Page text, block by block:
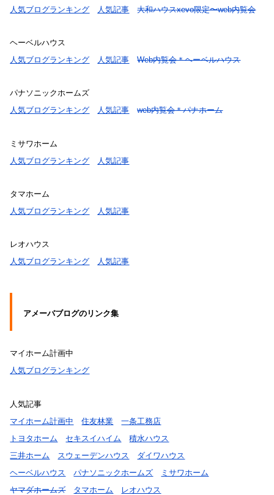
人気ブログランキング
人気記事 大和ハウスxevo限定〜web内覧会
ヘーベルハウス
人気ブログランキング
人気記事 Web内覧会＊ヘーベルハウス
パナソニックホームズ
人気ブログランキング
人気記事 web内覧会＊パナホーム
ミサワホーム
人気ブログランキング
人気記事
タマホーム
人気ブログランキング
人気記事
レオハウス
人気ブログランキング
人気記事
アメーバブログのリンク集
マイホーム計画中
人気ブログランキング
人気記事
マイホーム計画中
住友林業
一条工務店
トヨタホーム
セキスイハイム
積水ハウス
三井ホーム
スウェーデンハウス
ダイワハウス
ヘーベルハウス
パナソニックホームズ
ミサワホーム
ヤマダホームズ
タマホーム レオハウス